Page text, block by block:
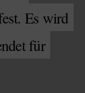
Es wird
für